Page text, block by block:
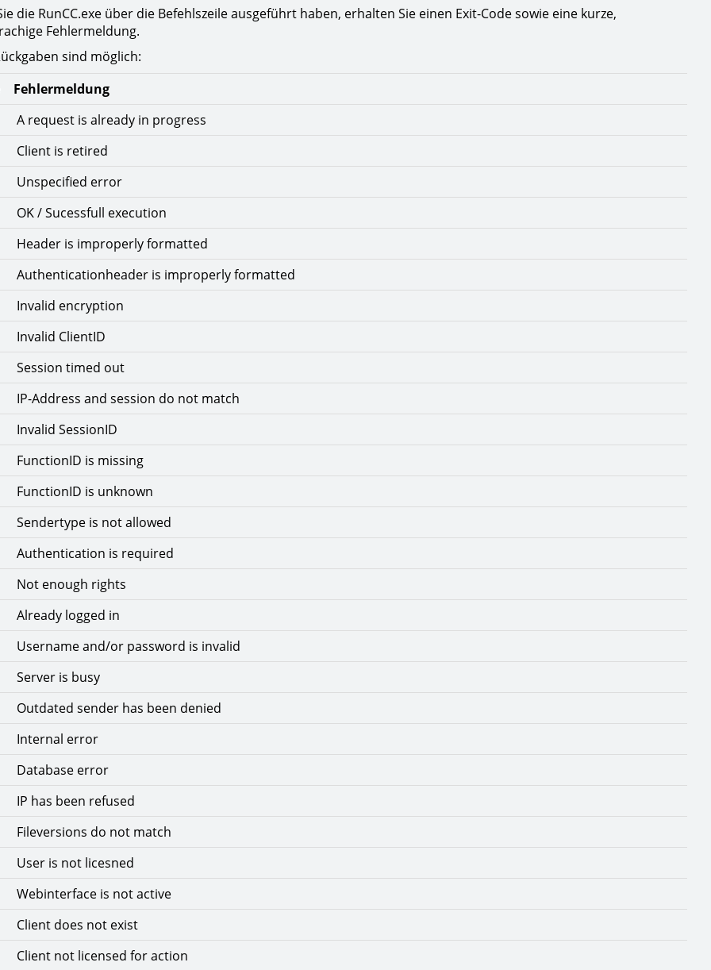
die RunCC.exe über die Befehlszeile ausgeführt haben, erhalten Sie einen Exit-Code sowie eine kurze,
Fehlermeldung.
sind möglich:
Fehlermeldung
A request is already in progress
Client is retired
Unspecified error
OK / Sucessfull execution
Header is improperly formatted
Authenticationheader is improperly formatted
Invalid encryption
Invalid ClientID
Session timed out
IP-Address and session do not match
Invalid SessionID
FunctionID is missing
FunctionID is unknown
Sendertype is not allowed
Authentication is required
Not enough rights
Already logged in
Username and/or password is invalid
Server is busy
Outdated sender has been denied
Internal error
Database error
IP has been refused
Fileversions do not match
User is not licesned
Webinterface is not active
Client does not exist
Client not licensed for action